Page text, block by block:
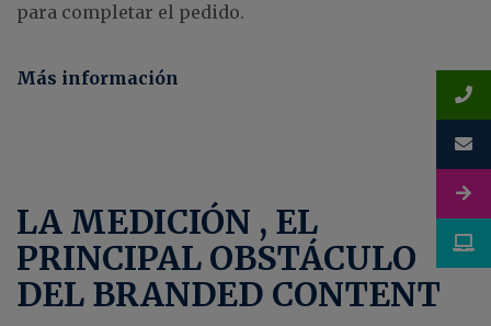
para completar el pedido.
Más información
LA MEDICIÓN , EL
PRINCIPAL OBSTÁCULO
DEL BRANDED CONTENT